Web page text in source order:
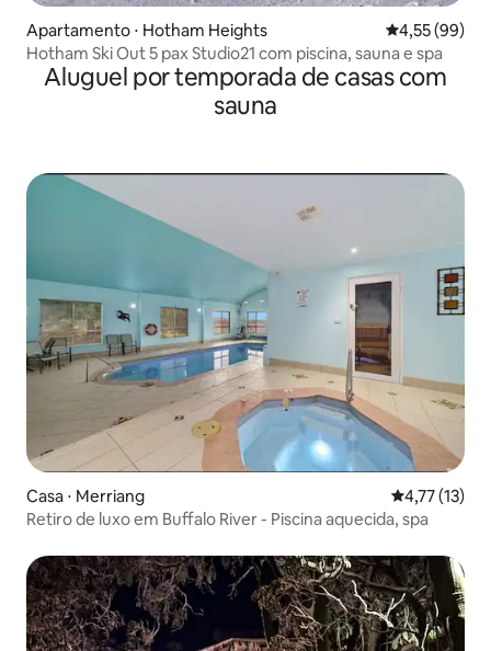
Apartamento ⋅ Hotham Heights 4,55 de uma
4,55 (99)
Hotham Ski Out 5 pax Studio21 com piscina, sauna e spa
Aluguel por temporada de casas com
sauna
Casa ⋅ Merriang 4,77 de uma
4,77 (13)
Retiro de luxo em Buffalo River - Piscina aquecida, spa